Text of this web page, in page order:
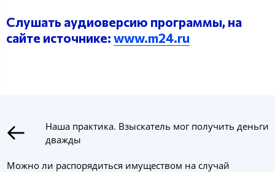
Слушать аудиоверсию программы, на
сайте источнике: www.m24.ru
Наша практика. Взыскатель мог получить деньги
дважды
Можно ли распорядиться имуществом на случай